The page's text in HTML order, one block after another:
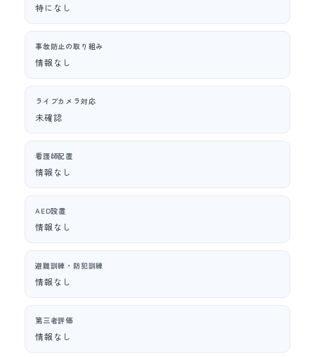
特になし
事故防止の取り組み
情報なし
ライブカメラ対応
未確認
看護師配置
情報なし
AED設置
情報なし
避難訓練・防犯訓練
情報なし
第三者評価
情報なし